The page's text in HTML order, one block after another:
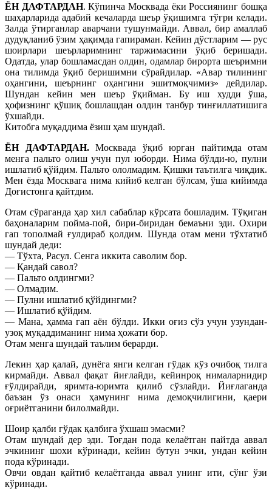
ЁН ДАФТАРДАН. Кўпинча Москвада ёки Россиянинг бошқа
шаҳарларида адабий кечаларда шеър ўқишимга тўғри келади.
Залда ўтирганлар аварчани тушунмайди. Аввал, бир амаллаб
дудуқланиб ўзим ҳақимда гапираман. Кейин дўстларим — рус
шоирлари шеърларимнинг таржимасини ўқиб беришади.
Одатда, улар бошламасдан олдин, одамлар бирорта шеъримни
она тилимда ўқиб беришимни сўрайдилар. «Авар тилининг
оҳангини, шеърнинг оҳангини эшитмоқчимиз» дейдилар.
Шундан кейин мен шеър ўқийман. Бу иш худди ўша,
ҳофизнинг қўшиқ бошлашдан олдин танбур тинғиллатишига
ўхшайди.
Китобга муқаддима ёзиш ҳам шундай.
ЁН ДАФТАРДАН.Москвада ўқиб юрган пайтимда отам
менга пальто олиш учун пул юборди. Нима бўлди-ю, пулни
ишлатиб қўйдим. Пальто ололмадим. Қишки таътилга чиқдик.
Мен ёзда Москвага нима кийиб келган бўлсам, ўша кийимда
Доғистонга қайтдим.
Отам сўраганда ҳар хил сабаблар кўрсата бошладим. Тўқиган
баҳоналарим пойма-пой, бири-биридан бемаъни эди. Охири
гап тополмай ғулдираб қолдим. Шунда отам мени тўхтатиб
шундай деди:
— Тўхта, Расул. Сенга иккита саволим бор.
— Қандай савол?
— Пальто олдингми?
— Олмадим.
— Пулни ишлатиб қўйдингми?
— Ишлатиб қўйдим.
— Мана, ҳамма гап аён бўлди. Икки оғиз сўз учун узундан-
узоқ муқаддиманинг нима ҳожати бор.
Отам менга шундай таълим берарди.
Лекин ҳар қалай, дунёга янги келган гўдак кўз очибоқ тилга
кирмайди. Аввал фақат йиғлайди, кейинроқ нималарнидир
ғўлдирайди, яримта-юримта қилиб сўзлайди. Йиғлаганда
баъзан ўз онаси ҳамунинг нима демоқчилигини, қаери
оғриётганини билолмайди.
Шоир қалби гўдак қалбига ўхшаш эмасми?
Отам шундай дер эди. Тоғдан пода келаётган пайтда аввал
эчкининг шохи кўринади, кейин бутун эчки, ундан кейин
пода кўринади.
Овчи овдан қайтиб келаётганда аввал унинг ити, сўнг ўзи
кўринади.